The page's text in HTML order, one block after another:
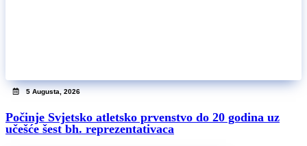
5 Augusta, 2026
Počinje Svjetsko atletsko prvenstvo do 20 godina uz
učešće šest bh. reprezentativaca